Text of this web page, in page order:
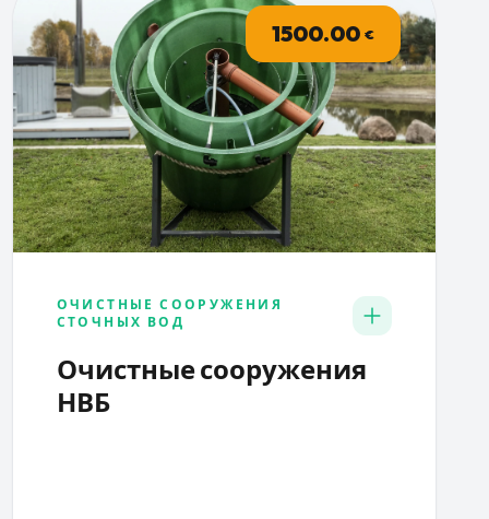
1500.00 €
ОЧИСТНЫЕ СООРУЖЕНИЯ
СТОЧНЫХ ВОД
Очистные сооружения
НВБ